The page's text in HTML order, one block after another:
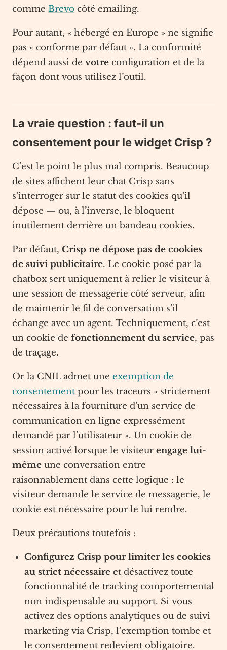
comme Brevo côté emailing.
Pour autant, « hébergé en Europe » ne signifie
pas « conforme par défaut ». La conformité
dépend aussi de votre configuration et de la
façon dont vous utilisez l’outil.
La vraie question : faut-il un
consentement pour le widget Crisp ?
C’est le point le plus mal compris. Beaucoup
de sites affichent leur chat Crisp sans
s’interroger sur le statut des cookies qu’il
dépose — ou, à l’inverse, le bloquent
inutilement derrière un bandeau cookies.
Par défaut, Crisp ne dépose pas de cookies
de suivi publicitaire. Le cookie posé par la
chatbox sert uniquement à relier le visiteur à
une session de messagerie côté serveur, afin
de maintenir le fil de conversation s’il
échange avec un agent. Techniquement, c’est
un cookie de fonctionnement du service, pas
de traçage.
Or la CNIL admet une exemption de
consentement pour les traceurs « strictement
nécessaires à la fourniture d’un service de
communication en ligne expressément
demandé par l’utilisateur ». Un cookie de
session activé lorsque le visiteur engage lui-
même une conversation entre
raisonnablement dans cette logique : le
visiteur demande le service de messagerie, le
cookie est nécessaire pour le lui rendre.
Deux précautions toutefois :
Configurez Crisp pour limiter les cookies
au strict nécessaire et désactivez toute
fonctionnalité de tracking comportemental
non indispensable au support. Si vous
activez des options analytiques ou de suivi
marketing via Crisp, l’exemption tombe et
le consentement redevient obligatoire.